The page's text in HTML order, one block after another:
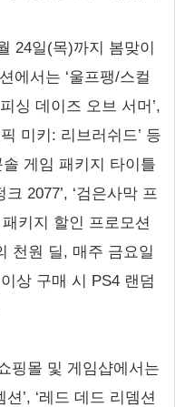
24일(목)까지 봄맞이
에서는 ‘울프팽/스컬
싱 데이즈 오브 서머’,
미키: 리브러쉬드’ 등
게임 패키지 타이틀
2077’, ‘검은사막 프
키지 할인 프로모션
천원 딜, 매주 금요일
상 구매 시 PS4 랜덤
핑몰 및 게임샵에서는
’, ‘레드 데드 리뎀션